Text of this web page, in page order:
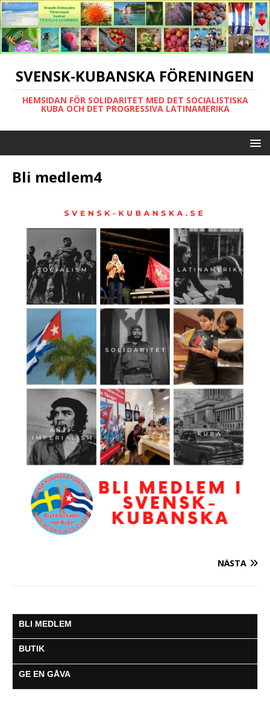
SVENSK-KUBANSKA FÖRENINGEN
HEMSIDAN FÖR SOLIDARITET MED DET SOCIALISTISKA
KUBA OCH DET PROGRESSIVA LATINAMERIKA
Bli medlem4
NÄSTA
BLI MEDLEM
BUTIK
GE EN GÅVA